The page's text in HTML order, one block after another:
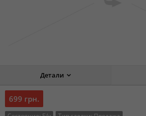
Детали
699 грн.